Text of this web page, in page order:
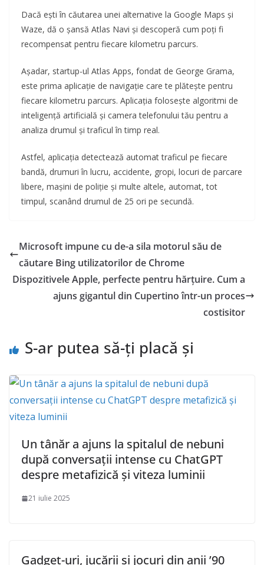
Dacă ești în căutarea unei alternative la Google Maps și
Waze, dă o șansă Atlas Navi și descoperă cum poți fi
recompensat pentru fiecare kilometru parcurs.
Așadar, startup-ul Atlas Apps, fondat de George Grama,
este prima aplicație de navigație care te plătește pentru
fiecare kilometru parcurs. Aplicația folosește algoritmi de
inteligență artificială și camera telefonului tău pentru a
analiza drumul și traficul în timp real.
Astfel, aplicația detectează automat traficul pe fiecare
bandă, drumuri în lucru, accidente, gropi, locuri de parcare
libere, mașini de poliție și multe altele, automat, tot
timpul, scanând drumul de 25 ori pe secundă.
Microsoft impune cu de-a sila motorul său de
căutare Bing utilizatorilor de Chrome
Dispozitivele Apple, perfecte pentru hărțuire. Cum a
ajuns gigantul din Cupertino într-un proces
costisitor
S-ar putea să-ți placă și
Un tânăr a ajuns la spitalul de nebuni
după conversații intense cu ChatGPT
despre metafizică și viteza luminii
21 iulie 2025
Gadget-uri, jucării și jocuri din anii ’90